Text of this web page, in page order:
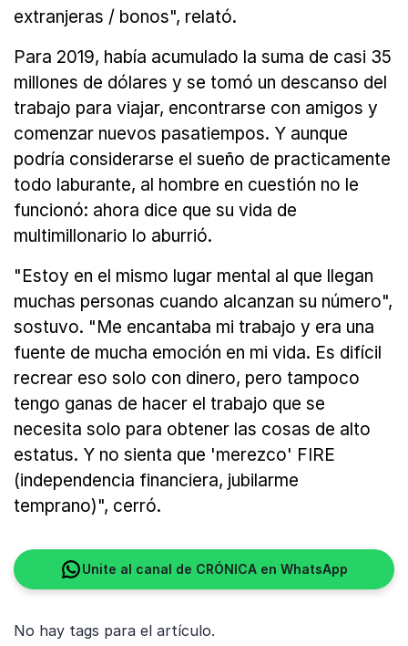
extranjeras / bonos", relató.
Para 2019, había acumulado la suma de casi 35
millones de dólares y se tomó un descanso del
trabajo para viajar, encontrarse con amigos y
comenzar nuevos pasatiempos. Y aunque
podría considerarse el sueño de practicamente
todo laburante, al hombre en cuestión no le
funcionó: ahora dice que su vida de
multimillonario lo aburrió.
"Estoy en el mismo lugar mental al que llegan
muchas personas cuando alcanzan su número",
sostuvo. "Me encantaba mi trabajo y era una
fuente de mucha emoción en mi vida. Es difícil
recrear eso solo con dinero, pero tampoco
tengo ganas de hacer el trabajo que se
necesita solo para obtener las cosas de alto
estatus. Y no sienta que 'merezco' FIRE
(independencia financiera, jubilarme
temprano)", cerró.
Unite al canal de CRÓNICA en WhatsApp
No hay tags para el artículo.